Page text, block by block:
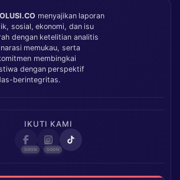
menyajikan laporan
sosial, ekonomi, dan isu
dengan ketelitian analitis
memukau, serta
membingkai
dengan perspektif
berintegritas.
IKUTI KAMI